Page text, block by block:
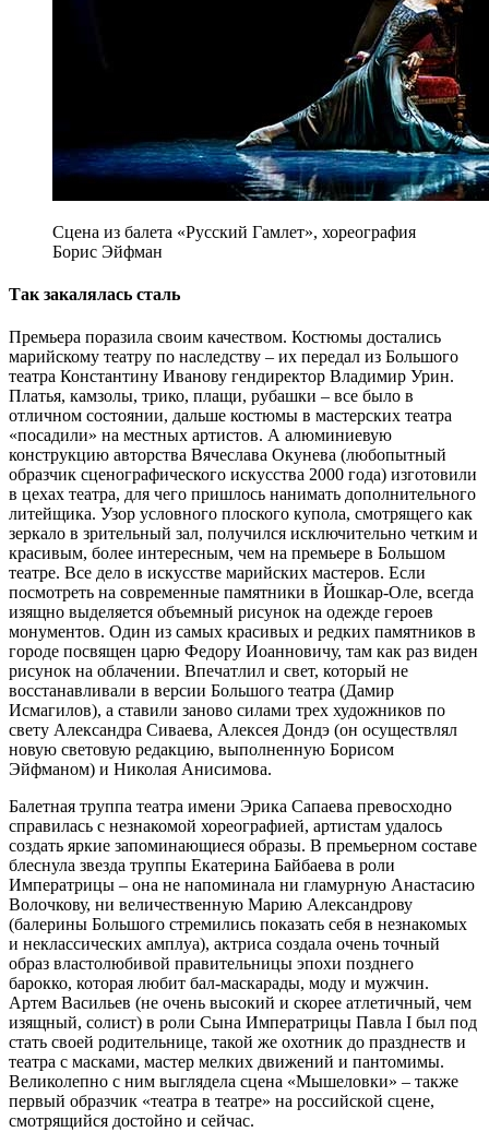
Сцена из балета «Русский Гамлет», хореография
Борис Эйфман
Так закалялась сталь
Премьера поразила своим качеством. Костюмы достались
марийскому театру по наследству – их передал из Большого
театра Константину Иванову гендиректор Владимир Урин.
Платья, камзолы, трико, плащи, рубашки – все было в
отличном состоянии, дальше костюмы в мастерских театра
«посадили» на местных артистов. А алюминиевую
конструкцию авторства Вячеслава Окунева (любопытный
образчик сценографического искусства 2000 года) изготовили
в цехах театра, для чего пришлось нанимать дополнительного
литейщика. Узор условного плоского купола, смотрящего как
зеркало в зрительный зал, получился исключительно четким и
красивым, более интересным, чем на премьере в Большом
театре. Все дело в искусстве марийских мастеров. Если
посмотреть на современные памятники в Йошкар-Оле, всегда
изящно выделяется объемный рисунок на одежде героев
монументов. Один из самых красивых и редких памятников в
городе посвящен царю Федору Иоанновичу, там как раз виден
рисунок на облачении. Впечатлил и свет, который не
восстанавливали в версии Большого театра (Дамир
Исмагилов), а ставили заново силами трех художников по
свету Александра Сиваева, Алексея Дондэ (он осуществлял
новую световую редакцию, выполненную Борисом
Эйфманом) и Николая Анисимова.
Балетная труппа театра имени Эрика Сапаева превосходно
справилась с незнакомой хореографией, артистам удалось
создать яркие запоминающиеся образы. В премьерном составе
блеснула звезда труппы Екатерина Байбаева в роли
Императрицы – она не напоминала ни гламурную Анастасию
Волочкову, ни величественную Марию Александрову
(балерины Большого стремились показать себя в незнакомых
и неклассических амплуа), актриса создала очень точный
образ властолюбивой правительницы эпохи позднего
барокко, которая любит бал-маскарады, моду и мужчин.
Артем Васильев (не очень высокий и скорее атлетичный, чем
изящный, солист) в роли Сына Императрицы Павла I был под
стать своей родительнице, такой же охотник до празднеств и
театра с масками, мастер мелких движений и пантомимы.
Великолепно с ним выглядела сцена «Мышеловки» – также
первый образчик «театра в театре» на российской сцене,
смотрящийся достойно и сейчас.